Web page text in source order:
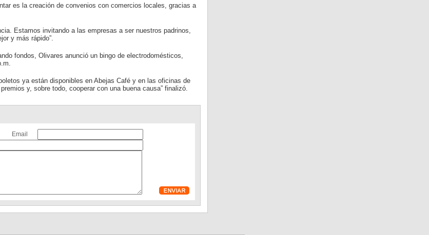
es la creación de convenios con comercios locales, gracias a
Estamos invitando a las empresas a ser nuestros padrinos,
y más rápido”.
fondos, Olivares anunció un bingo de electrodomésticos,
ya están disponibles en Abejas Café y en las oficinas de
y, sobre todo, cooperar con una buena causa” finalizó.
Email